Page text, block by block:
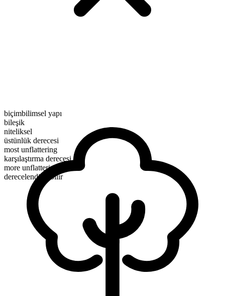
biçimbilimsel yapı
bileşik
niteliksel
üstünlük derecesi
most unflattering
karşılaştırma derecesi
more unflattering
derecelendirilebilir